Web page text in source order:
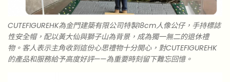
CUTEFIGUREHK為金門建築有限公司特製18cm人像公仔，手持標誌
性安全帽，配以黃大仙與獅子山為背景，成為獨一無二的退休禮
物。客人表示主角收到這份心思禮物十分開心，對CUTEFIGUREHK
的產品和服務給予高度好評——為重要時刻留下難忘回憶。